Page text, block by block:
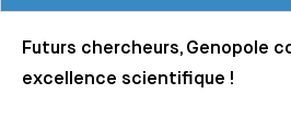
Futurs chercheurs, Genopole
excellence scientifique !